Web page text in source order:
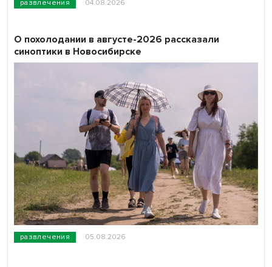
развлечения 04.08.2026
развлечения 05.08.2026
О похолодании в августе-2026 рассказали
синоптики в Новосибирске